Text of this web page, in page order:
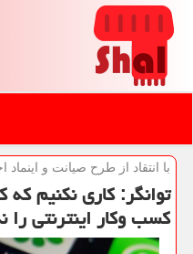
با انتقاد از طرح صیانت و اینماد
توانگر: کاری نکنیم
کسب وکار اینترنتی را